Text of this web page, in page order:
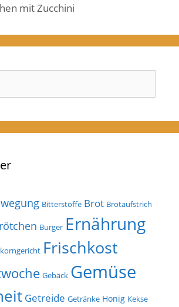
mit Zucchini
Bitterstoffe Brot Brotaufstrich
Burger Ernährung
Frischkost
Gebäck Gemüse
Getreide Getränke Honig Kekse